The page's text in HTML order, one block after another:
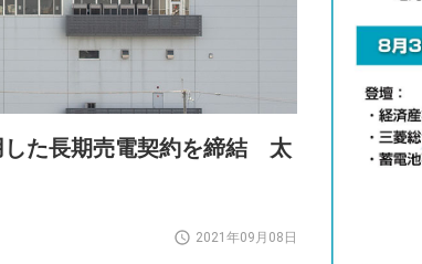
た長期売電契約を締結 太
2021年09月08日